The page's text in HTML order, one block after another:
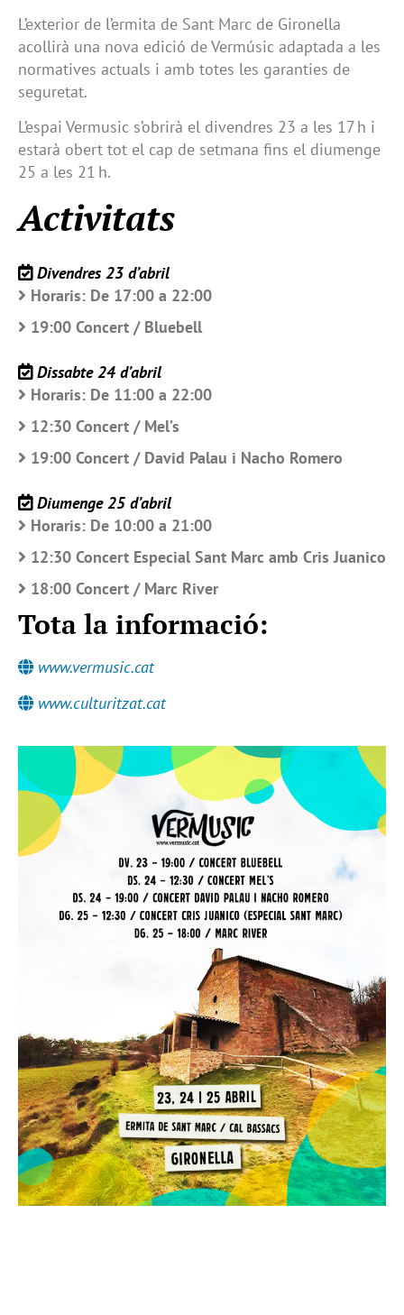
L’exterior de l’ermita de Sant Marc de Gironella
acollirà una nova edició de Vermúsic adaptada a les
normatives actuals i amb totes les garanties de
seguretat.
L’espai Vermusic s’obrirà el divendres 23 a les 17 h i
estarà obert tot el cap de setmana fins el diumenge
25 a les 21 h.
Activitats
Divendres 23 d’abril
Horaris: De 17:00 a 22:00
19:00 Concert / Bluebell
Dissabte 24 d’abril
Horaris: De 11:00 a 22:00
12:30 Concert / Mel’s
19:00 Concert / David Palau i Nacho Romero
Diumenge 25 d’abril
Horaris: De 10:00 a 21:00
12:30 Concert Especial Sant Marc amb Cris Juanico
18:00 Concert / Marc River
Tota la informació:
www.vermusic.cat
www.culturitzat.cat